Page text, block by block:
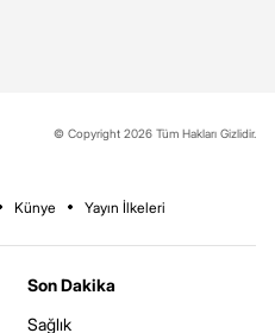
© Copyright 2026 Tüm Hakları Gizlidir.
Künye Yayın İlkeleri
Son Dakika
Sağlık